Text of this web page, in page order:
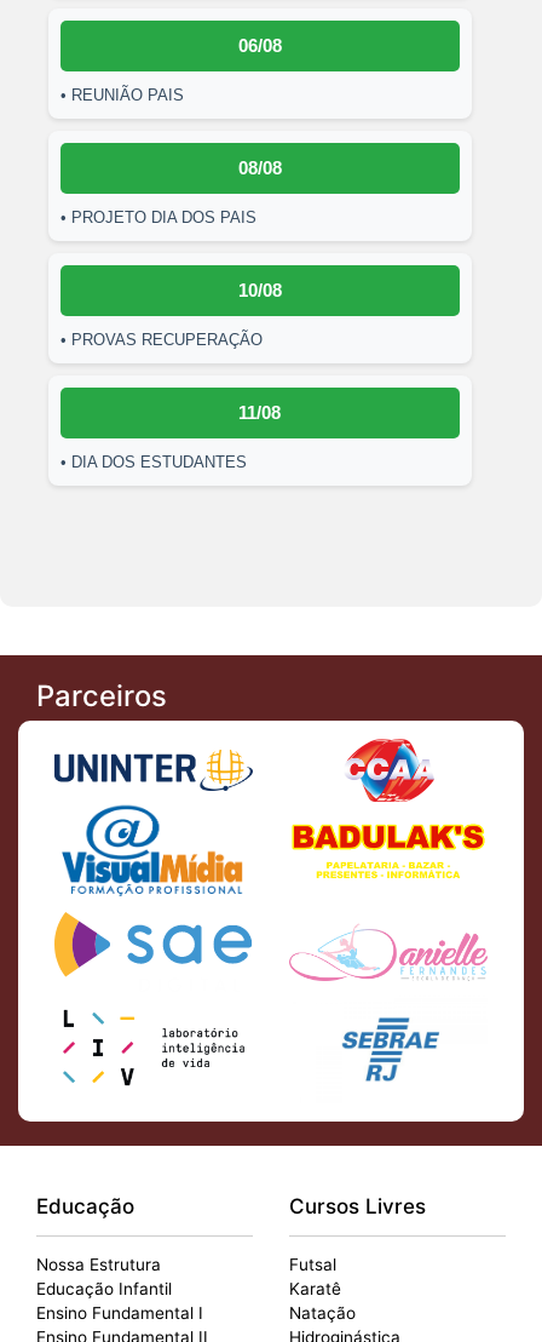
06/08
• REUNIÃO PAIS
08/08
• PROJETO DIA DOS PAIS
10/08
• PROVAS RECUPERAÇÃO
11/08
• DIA DOS ESTUDANTES
Parceiros
Educação
Nossa Estrutura
Educação Infantil
Ensino Fundamental I
Ensino Fundamental II
Cursos Livres
Futsal
Karatê
Natação
Hidroginástica